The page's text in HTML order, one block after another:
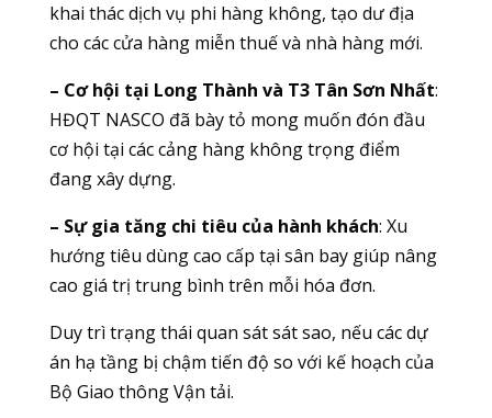
khai thác dịch vụ phi hàng không, tạo dư địa
cho các cửa hàng miễn thuế và nhà hàng mới.
– Cơ hội tại Long Thành và T3 Tân Sơn Nhất:
HĐQT NASCO đã bày tỏ mong muốn đón đầu
cơ hội tại các cảng hàng không trọng điểm
đang xây dựng.
– Sự gia tăng chi tiêu của hành khách: Xu
hướng tiêu dùng cao cấp tại sân bay giúp nâng
cao giá trị trung bình trên mỗi hóa đơn.
Duy trì trạng thái quan sát sát sao, nếu các dự
án hạ tầng bị chậm tiến độ so với kế hoạch của
Bộ Giao thông Vận tải.